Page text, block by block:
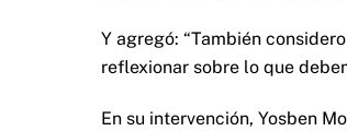
Y agregó: “También
reflexionar sobre lo que
En su intervención, Yosben